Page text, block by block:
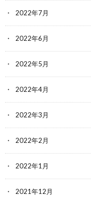
2022年7月
2022年6月
2022年5月
2022年4月
2022年3月
2022年2月
2022年1月
2021年12月